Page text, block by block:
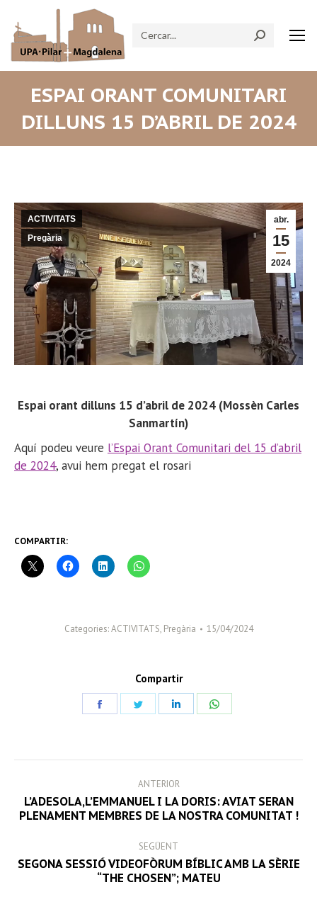
Search:
ESPAI ORANT COMUNITARI
DILLUNS 15 D’ABRIL DE 2024
abr.
15
2024
ACTIVITATS
Pregària
Espai orant dilluns 15 d’abril de 2024 (Mossèn Carles
Sanmartín)
Aquí podeu veure l’Espai Orant Comunitari del 15 d’abril
de 2024, avui hem pregat el rosari
COMPARTIR:
Categories:ACTIVITATS, Pregària 15/04/2024
Compartir
NAVIGATION
ANTERIOR
Previous
L’ADESOLA,L’EMMANUEL I LA DORIS: AVIAT SERAN
PLENAMENT MEMBRES DE LA NOSTRA COMUNITAT !
SEGÜENT
Next
post:
SEGONA SESSIÓ VIDEOFÒRUM BÍBLIC AMB LA SÈRIE
“THE CHOSEN”; MATEU